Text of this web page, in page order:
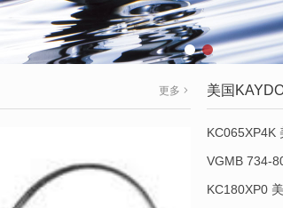
更多 美国
KC065XP4K
VGMB 734-
KC180XP0